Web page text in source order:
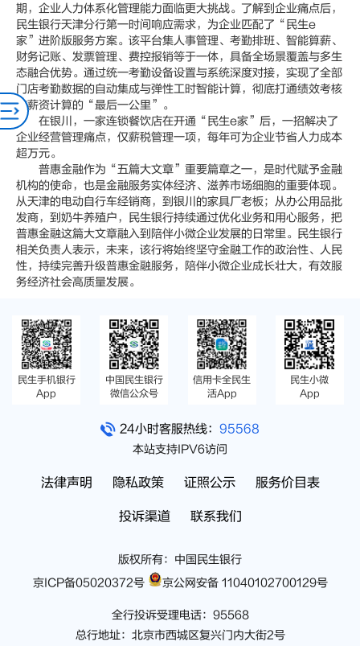
期，企业人力体系化管理能力面临更大挑战。了解到企业痛点后，
民生银行天津分行第一时间响应需求，为企业匹配了“民生e
家”进阶版服务方案。该平台集人事管理、考勤排班、智能算薪、
财务记账、发票管理、费控报销等于一体，具备全场景覆盖与多生
态融合优势。通过统一考勤设备设置与系统深度对接，实现了全部
门店考勤数据的自动集成与弹性工时智能计算，彻底打通绩效考核
与薪资计算的“最后一公里”。
在银川，一家连锁餐饮店在开通“民生e家”后，一招解决了
企业经营管理痛点，仅薪税管理一项，每年可为企业节省人力成本
超万元。
普惠金融作为“五篇大文章”重要篇章之一，是时代赋予金融
机构的使命，也是金融服务实体经济、滋养市场细胞的重要体现。
从天津的电动自行车经销商，到银川的家具厂老板；从办公用品批
发商，到奶牛养殖户，民生银行持续通过优化业务和用心服务，把
普惠金融这篇大文章融入到陪伴小微企业发展的日常里。民生银行
相关负责人表示，未来，该行将始终坚守金融工作的政治性、人民
性，持续完善升级普惠金融服务，陪伴小微企业成长壮大，有效服
务经济社会高质量发展。
民生手机银行
App
中国民生银行
微信公众号
信用卡全民生
活App
民生小微
App
24小时客服热线： 95568
本站支持IPV6访问
法律声明 隐私政策 证照公示 服务价目表
投诉渠道 联系我们
版权所有：中国民生银行
京ICP备05020372号
京公网安备 11040102700129号
全行投诉受理电话：95568
总行地址：北京市西城区复兴门内大街2号